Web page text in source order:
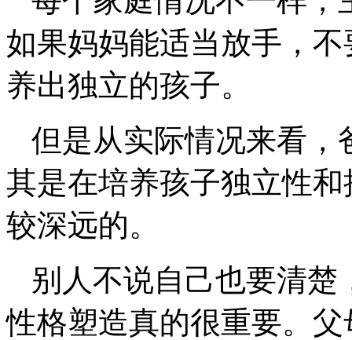
如果妈妈能适当放手，
养出独立的孩子。
但是从实际情况来看，
其是在培养孩子独立性
较深远的。
别人不说自己也要清
性格塑造真的很重要。